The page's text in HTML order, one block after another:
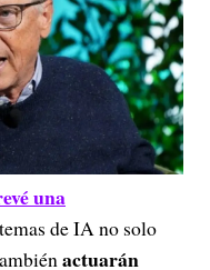
una
de IA no solo
actuarán